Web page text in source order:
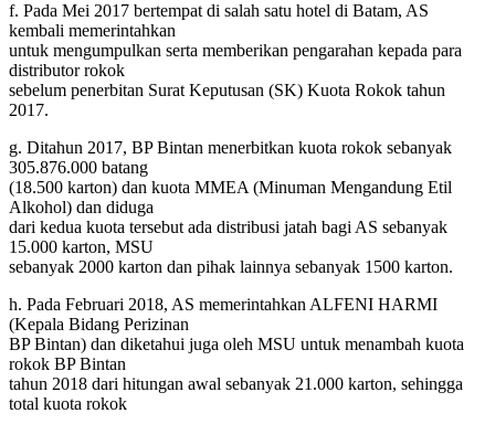
f. Pada Mei 2017 bertempat di salah satu hotel di Batam, AS
kembali memerintahkan
untuk mengumpulkan serta memberikan pengarahan kepada para
distributor rokok
sebelum penerbitan Surat Keputusan (SK) Kuota Rokok tahun
2017.
g. Ditahun 2017, BP Bintan menerbitkan kuota rokok sebanyak
305.876.000 batang
(18.500 karton) dan kuota MMEA (Minuman Mengandung Etil
Alkohol) dan diduga
dari kedua kuota tersebut ada distribusi jatah bagi AS sebanyak
15.000 karton, MSU
sebanyak 2000 karton dan pihak lainnya sebanyak 1500 karton.
h. Pada Februari 2018, AS memerintahkan ALFENI HARMI
(Kepala Bidang Perizinan
BP Bintan) dan diketahui juga oleh MSU untuk menambah kuota
rokok BP Bintan
tahun 2018 dari hitungan awal sebanyak 21.000 karton, sehingga
total kuota rokok